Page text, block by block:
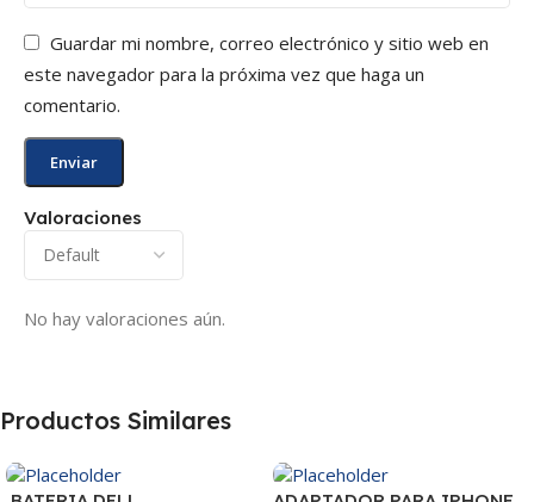
Valoraciones
No hay valoraciones aún.
Guardar mi nombre, correo electrónico y sitio web en
este navegador para la próxima vez que haga un
comentario.
Productos Similares